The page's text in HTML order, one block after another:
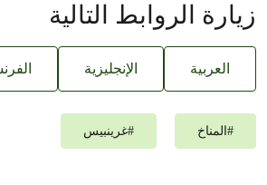
زيارة الروابط التالية
العربية الإنجليزية
# المناخ #غرينبيس‎